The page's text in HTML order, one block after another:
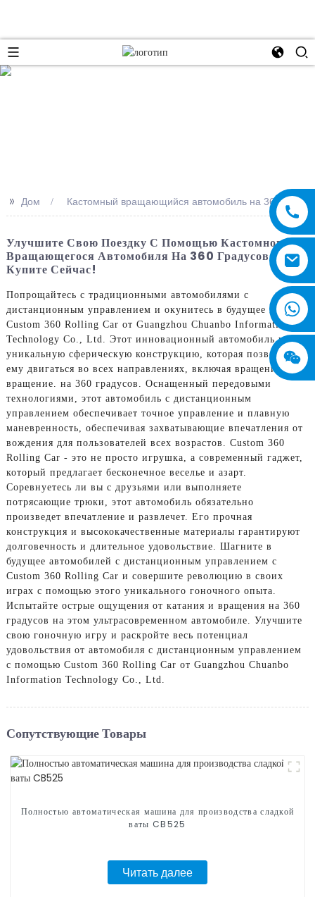
>> Дом Кастомный вращающийся автомобиль на 360°
Улучшите Свою Поездку С Помощью Кастомного
Вращающегося Автомобиля На 360 Градусов —
Купите Сейчас!
Попрощайтесь с традиционными автомобилями с
дистанционным управлением и окунитесь в будущее гонок с
Custom 360 Rolling Car от Guangzhou Chuanbo Information
Technology Co., Ltd. Этот инновационный автомобиль имеет
уникальную сферическую конструкцию, которая позволяет
ему двигаться во всех направлениях, включая вращение и
вращение. на 360 градусов. Оснащенный передовыми
технологиями, этот автомобиль с дистанционным
управлением обеспечивает точное управление и плавную
маневренность, обеспечивая захватывающие впечатления от
вождения для пользователей всех возрастов. Custom 360
Rolling Car - это не просто игрушка, а современный гаджет,
который предлагает бесконечное веселье и азарт.
Соревнуетесь ли вы с друзьями или выполняете
потрясающие трюки, этот автомобиль обязательно
произведет впечатление и развлечет. Его прочная
конструкция и высококачественные материалы гарантируют
долговечность и длительное удовольствие. Шагните в
будущее автомобилей с дистанционным управлением с
Custom 360 Rolling Car и совершите революцию в своих
играх с помощью этого уникального гоночного опыта.
Испытайте острые ощущения от катания и вращения на 360
градусов на этом ультрасовременном автомобиле. Улучшите
свою гоночную игру и раскройте весь потенциал
удовольствия от автомобиля с дистанционным управлением
с помощью Custom 360 Rolling Car от Guangzhou Chuanbo
Information Technology Co., Ltd.
Сопутствующие Товары
Полностью автоматическая машина для производства сладкой
ваты CB525
Читать далее